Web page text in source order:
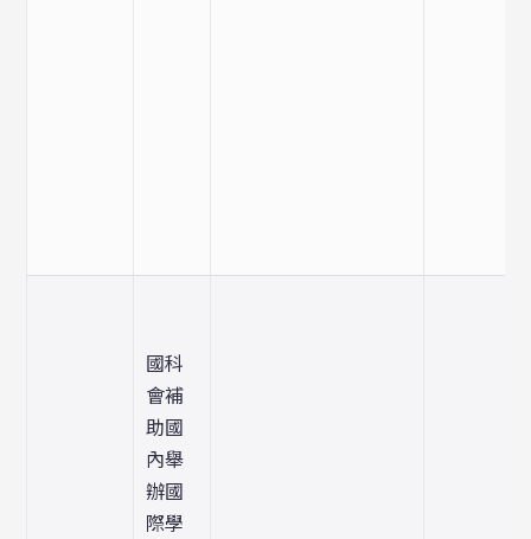
國科
會補
助國
內舉
辦國
際學